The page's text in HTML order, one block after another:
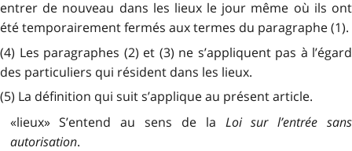
entrer de nouveau dans les lieux le jour même où ils ont
été temporairement fermés aux termes du paragraphe (1).
(4) Les paragraphes (2) et (3) ne s’appliquent pas à l’égard
des particuliers qui résident dans les lieux.
(5) La définition qui suit s’applique au présent article.
«lieux» S’entend au sens de la Loi sur l’entrée sans
autorisation.